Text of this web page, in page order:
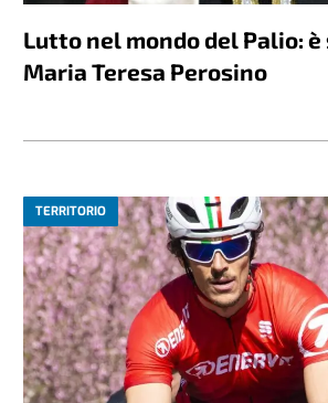
Lutto nel mondo del Palio: è
Maria Teresa Perosino
TERRITORIO